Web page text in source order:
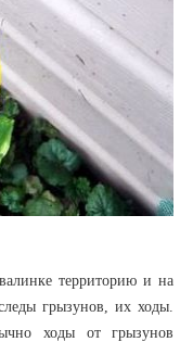
территорию и на
грызунов, их ходы.
ходы от грызунов